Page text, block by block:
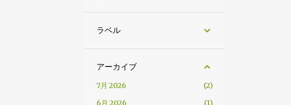
ラベル
アーカイブ
7月 2026
2
6月 2026
1